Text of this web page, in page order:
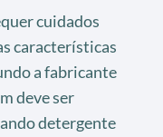
cuidados
características
a fabricante
deve ser
detergente